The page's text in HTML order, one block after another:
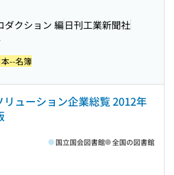
ダクション 編日刊工業新聞社
--名簿
リューション企業総覧 2012年
国立国会図書館 全国の図書館